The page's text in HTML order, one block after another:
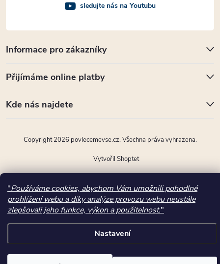
"Používáme cookies, abychom Vám umožnili pohodlné
prohlížení webu a díky analýze provozu webu neustále
zlepšovali jeho funkce, výkon a použitelnost."
Nastavení
Informace pro zákazníky
Přijímáme online platby
Kde nás najdete
sledujte nás na Youtubu
Vytvořil Shoptet
Copyright 2026 povlecemevse.cz. Všechna práva vyhrazena.
"); ttq.page(); }(window, document, 'ttq'); ttq.track('ViewContent',
{"content_type":"product","quantity":1,"content_name":"Povlak na
pol\u0161t\u00e1\u0159ek ZOO kamar\u00e1di oran\u017eov\u00e1
\/ Povlaky na pol\u0161t\u00e1\u0159ky \/ 40x60